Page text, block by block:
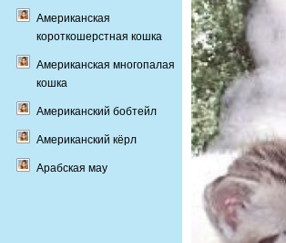
Американская
короткошерстная кошка
Американская многопалая
кошка
Американский бобтейл
Американский кёрл
Арабская мау